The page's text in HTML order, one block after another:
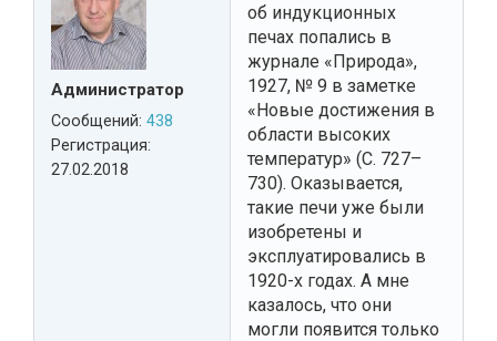
Администратор
Сообщений: 438
Регистрация:
27.02.2018
об индукционных
печах попались в
журнале «Природа»,
1927, № 9 в заметке
«Новые достижения в
области высоких
температур» (С. 727–
730). Оказывается,
такие печи уже были
изобретены и
эксплуатировались в
1920-х годах. А мне
казалось, что они
могли появится только